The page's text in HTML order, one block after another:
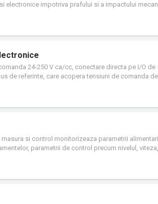
electronice impotriva prafului si a impactului
24-250 V ca/cc, conectare directa pe I/O de
de referinte, care acopera tensiuni de comanda
si control monitorizeaza parametrii
parametrii de control precum nivelul, viteza,
iesiri cat si conexiunile cu terminale cu arc sau